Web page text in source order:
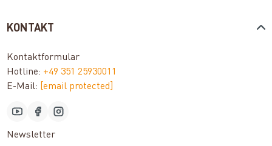
KONTAKT
Kontaktformular
Hotline: +49 351 25930011
E-Mail:
[email protected]
Newsletter